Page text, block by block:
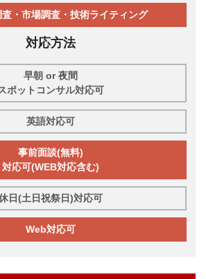
・市場調査・技術ライティング
対応方法
早朝 or 夜間
ポットコンサル対応可
英語対応可
事前面談(無料)
対応可(WEB対応含む)
日(土日祝祭日)対応可
Web対応可